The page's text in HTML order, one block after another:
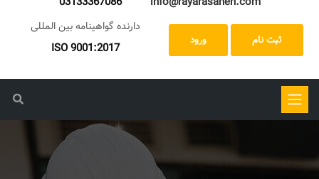
دارنده گواهینامه بین المللی
ISO 9001:2017 ورود ثبت نام